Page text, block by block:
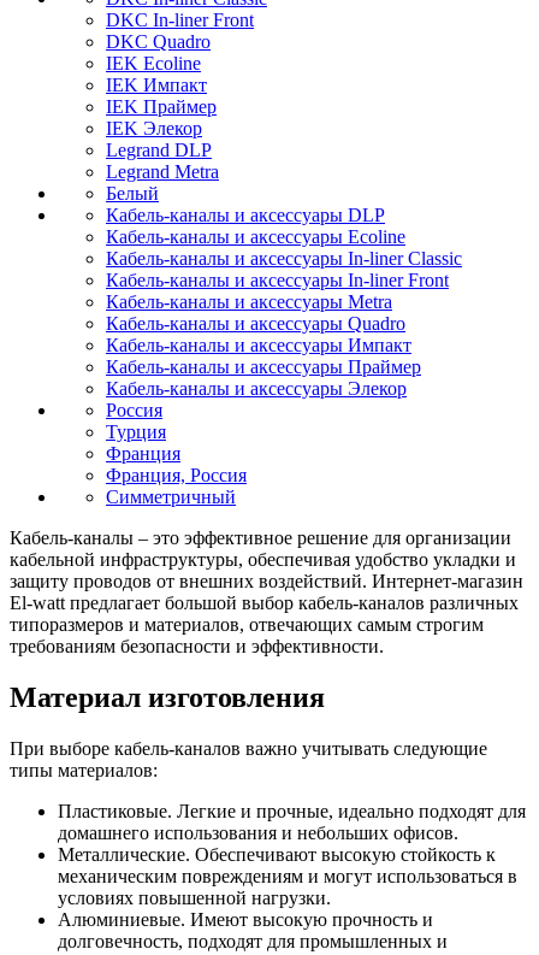
DKC In-liner Front
DKC Quadro
IEK Ecoline
IEK Импакт
IEK Праймер
IEK Элекор
Legrand DLP
Legrand Metra
Белый
Кабель-каналы и аксессуары DLP
Кабель-каналы и аксессуары Ecoline
Кабель-каналы и аксессуары In-liner Classic
Кабель-каналы и аксессуары In-liner Front
Кабель-каналы и аксессуары Metra
Кабель-каналы и аксессуары Quadro
Кабель-каналы и аксессуары Импакт
Кабель-каналы и аксессуары Праймер
Кабель-каналы и аксессуары Элекор
Россия
Турция
Франция
Франция, Россия
Симметричный
Кабель-каналы – это эффективное решение для организации
кабельной инфраструктуры, обеспечивая удобство укладки и
защиту проводов от внешних воздействий. Интернет-магазин
El-watt предлагает большой выбор кабель-каналов различных
типоразмеров и материалов, отвечающих самым строгим
требованиям безопасности и эффективности.
Материал изготовления
При выборе кабель-каналов важно учитывать следующие
типы материалов:
Пластиковые. Легкие и прочные, идеально подходят для
домашнего использования и небольших офисов.
Металлические. Обеспечивают высокую стойкость к
механическим повреждениям и могут использоваться в
условиях повышенной нагрузки.
Алюминиевые. Имеют высокую прочность и
долговечность, подходят для промышленных и